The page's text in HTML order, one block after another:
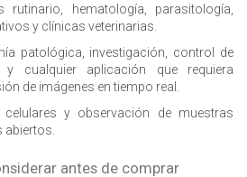
rutinario, hematología, parasitología,
y clínicas veterinarias.
patológica, investigación, control de
y cualquier aplicación que requiera
de imágenes en tiempo real.
celulares y observación de muestras
abiertos.
antes de comprar